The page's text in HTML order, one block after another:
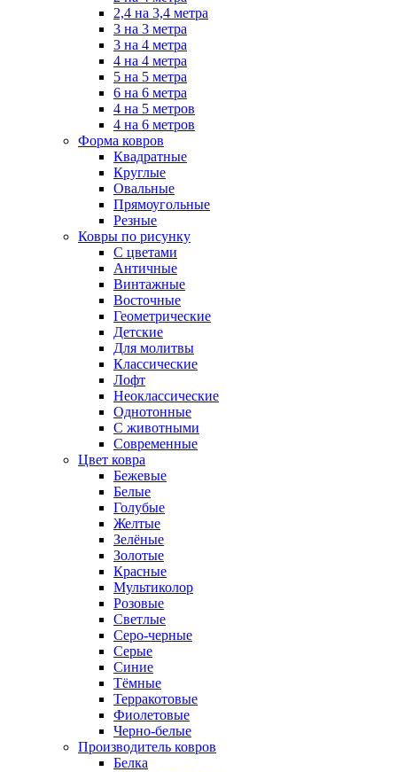
2,4 на 3,4 метра
3 на 3 метра
3 на 4 метра
4 на 4 метра
5 на 5 метра
6 на 6 метра
4 на 5 метров
4 на 6 метров
Форма ковров
Квадратные
Круглые
Овальные
Прямоугольные
Резные
Ковры по рисунку
C цветами
Античные
Винтажные
Восточные
Геометрические
Детские
Для молитвы
Классические
Лофт
Неоклассические
Однотонные
С животными
Современные
Цвет ковра
Бежевые
Белые
Голубые
Желтые
Зелёные
Золотые
Красные
Мультиколор
Розовые
Светлые
Серо-черные
Серые
Синие
Тёмные
Терракотовые
Фиолетовые
Черно-белые
Производитель ковров
Белка